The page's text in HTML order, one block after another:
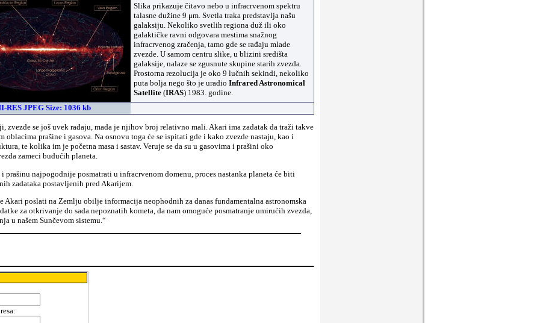
Slika prikazuje čitavo nebo u infracrvenom spektru
talasne dužine 9 μm. Svetla traka predstavlja našu
galaksiju. Nekoliko svetlih regiona duž ili oko
galaktičke ravni odgovara mestima snažnog
infracrvenog zračenja, tamo gde se rađaju mlade
zvezde. U samom centru slike, u blizini središta
galaksije, nalaze se zgusnute skupine starih zvezda.
Prostorna rezolucija je oko 9 lučnih sekindi, nekoliko
puta bolja nego što je uradio Infrared Astronomical
Satellite (IRAS) 1983. godine.
RES JPEG Size: 1036 kb
zvezde se još uvek rađaju, mada je njihov broj relativno mali. Akari ima zadatak da traži takve
oblacima prašine i gasova. Na osnovu toga će se ispitati gde i kako zvezde nastaju, kao i
te kolika im je početna masa i sastav. Veruje se da su u gasovima i prašini oko
zameci budućih planeta.
i prašinu najpogodnije posmatrati u infracrvenom domenu, proces nastanka planeta će biti
zadataka postavljenih pred Akarijem.
Akari poslati na Zemlju obilje informacija neophodnih za danas fundamentalna astronomska
za otkrivanje do sada nepoznatih kometa, da nam omoguće posmatranje umirućih zvezda,
u našem Sunčevom sistemu.“
: